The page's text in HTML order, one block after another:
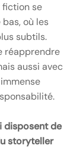
fiction se
où les
subtils.
réapprendre
aussi avec
disposent de
storyteller